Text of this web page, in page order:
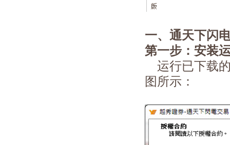
一、 通天下闪
第一步：安装
运行已下载的
图所示：